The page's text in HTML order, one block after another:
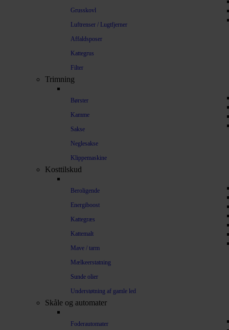
Grusskovl
Luftrenser / Lugtfjerner
Affaldsposer
Kattegrus
Filter
Trimning
Børster
Kamme
Sakse
Neglesakse
Klippemaskine
Kosttilskud
Beroligende
Energiboost
Kattegræs
Kattemalt
Mave / tarm
Mælkeerstatning
Sunde olier
Understøtning af gamle led
Skåle og automater
Foderautomater